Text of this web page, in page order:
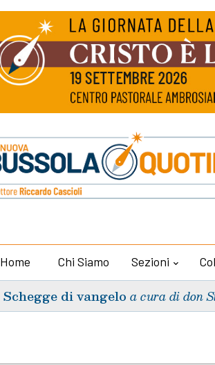
Home Chi Siamo Sezioni
Schegge di vangelo a cura di don